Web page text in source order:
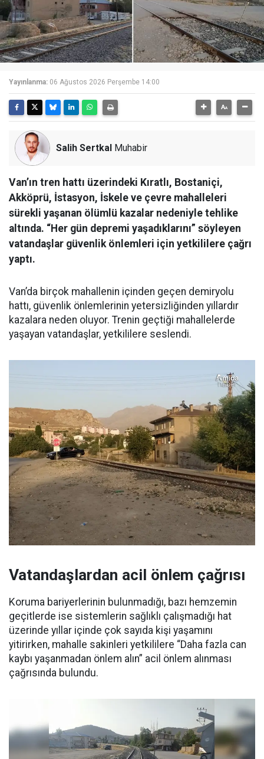
Yayınlanma: 06 Ağustos 2026 Perşembe 14:00
Salih Sertkal Muhabir
Van’ın tren hattı üzerindeki Kıratlı, Bostaniçi,
Akköprü, İstasyon, İskele ve çevre mahalleleri
sürekli yaşanan ölümlü kazalar nedeniyle tehlike
altında. “Her gün depremi yaşadıklarını” söyleyen
vatandaşlar güvenlik önlemleri için yetkililere çağrı
yaptı.
Van’da birçok mahallenin içinden geçen demiryolu
hattı, güvenlik önlemlerinin yetersizliğinden yıllardır
kazalara neden oluyor. Trenin geçtiği mahallelerde
yaşayan vatandaşlar, yetkililere seslendi.
Vatandaşlardan acil önlem çağrısı
Koruma bariyerlerinin bulunmadığı, bazı hemzemin
geçitlerde ise sistemlerin sağlıklı çalışmadığı hat
üzerinde yıllar içinde çok sayıda kişi yaşamını
yitirirken, mahalle sakinleri yetkililere “Daha fazla can
kaybı yaşanmadan önlem alın” acil önlem alınması
çağrısında bulundu.